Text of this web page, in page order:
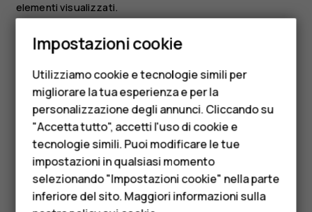
Smartphone
Cellulari
Telefoni per anziani
Accessori
HMD Terra M
Per le imprese
elementi visualizzati.
Toccare
dimensioni dello schermo, trascinare il dispositivo di
scorrimento apposito.
Ti è stato d'aiuto?
Impostazioni cookie
Utilizziamo cookie e tecnologie simili per
migliorare la tua esperienza e per la
personalizzazione degli annunci. Cliccando su
"Accetta tutto", accetti l'uso di cookie e
tecnologie simili. Puoi modificare le tue
impostazioni in qualsiasi momento
selezionando "Impostazioni cookie" nella parte
inferiore del sito. Maggiori informazioni sulla